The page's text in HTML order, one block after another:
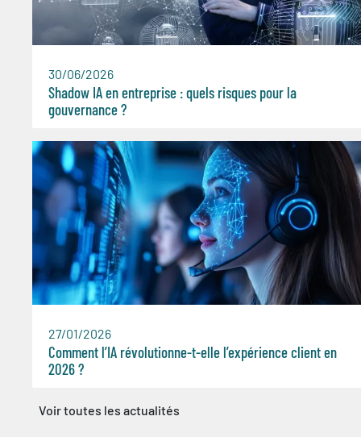
30/06/2026
Shadow IA en entreprise : quels risques pour la
gouvernance ?
27/01/2026
Comment l’IA révolutionne-t-elle l’expérience client en
2026 ?
Voir toutes les actualités